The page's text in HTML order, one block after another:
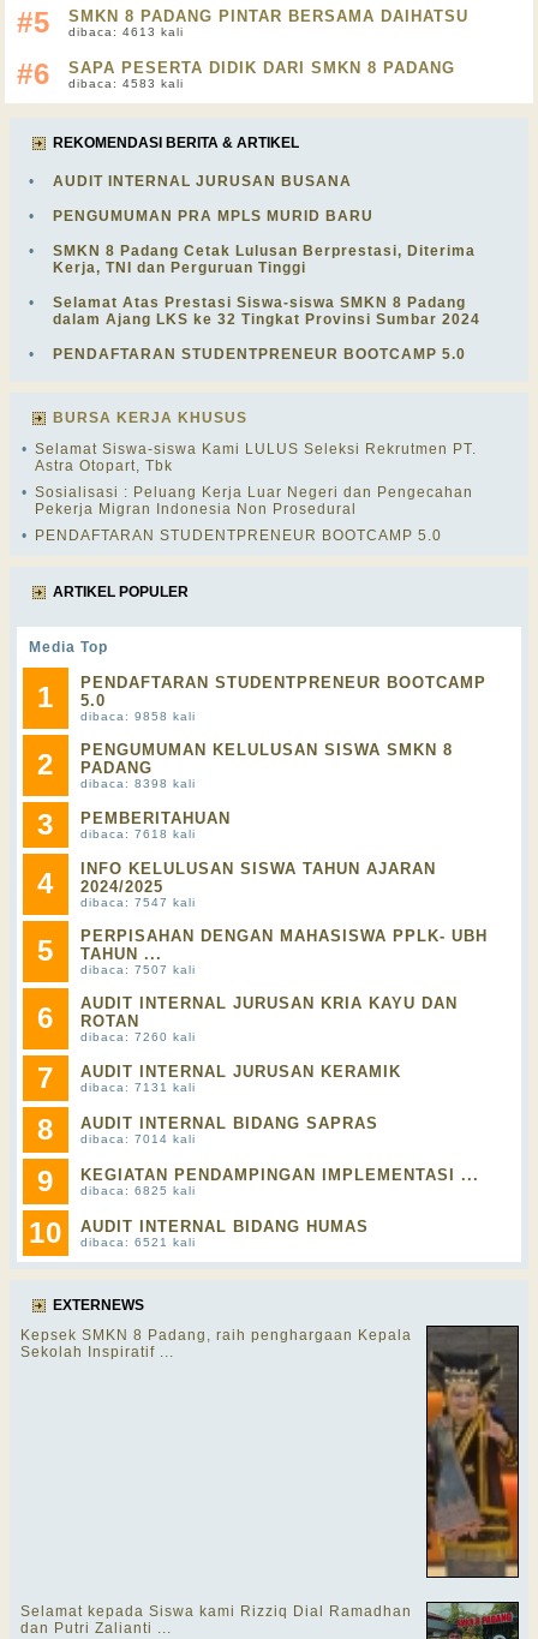
#5 SMKN 8 PADANG PINTAR BERSAMA DAIHATSU
dibaca: 4613 kali
#6 SAPA PESERTA DIDIK DARI SMKN 8 PADANG
dibaca: 4583 kali
REKOMENDASI BERITA & ARTIKEL
• AUDIT INTERNAL JURUSAN BUSANA
• PENGUMUMAN PRA MPLS MURID BARU
•
SMKN 8 Padang Cetak Lulusan Berprestasi, Diterima
Kerja, TNI dan Perguruan Tinggi
•
Selamat Atas Prestasi Siswa-siswa SMKN 8 Padang
dalam Ajang LKS ke 32 Tingkat Provinsi Sumbar 2024
• PENDAFTARAN STUDENTPRENEUR BOOTCAMP 5.0
BURSA KERJA KHUSUS
• Selamat Siswa-siswa Kami LULUS Seleksi Rekrutmen PT.
Astra Otopart, Tbk
• Sosialisasi : Peluang Kerja Luar Negeri dan Pengecahan
Pekerja Migran Indonesia Non Prosedural
•
PENDAFTARAN STUDENTPRENEUR BOOTCAMP 5.0
ARTIKEL POPULER
Media Top
1
PENDAFTARAN STUDENTPRENEUR BOOTCAMP
5.0
dibaca: 9858 kali
2
PENGUMUMAN KELULUSAN SISWA SMKN 8
PADANG
dibaca: 8398 kali
3 PEMBERITAHUAN
dibaca: 7618 kali
4
INFO KELULUSAN SISWA TAHUN AJARAN
2024/2025
dibaca: 7547 kali
5
PERPISAHAN DENGAN MAHASISWA PPLK- UBH
TAHUN ...
dibaca: 7507 kali
6
AUDIT INTERNAL JURUSAN KRIA KAYU DAN
ROTAN
dibaca: 7260 kali
7 AUDIT INTERNAL JURUSAN KERAMIK
dibaca: 7131 kali
8 AUDIT INTERNAL BIDANG SAPRAS
dibaca: 7014 kali
9 KEGIATAN PENDAMPINGAN IMPLEMENTASI ...
dibaca: 6825 kali
10 AUDIT INTERNAL BIDANG HUMAS
dibaca: 6521 kali
EXTERNEWS
Kepsek SMKN 8 Padang, raih penghargaan Kepala
Sekolah Inspiratif ...
Selamat kepada Siswa kami Rizziq Dial Ramadhan
dan Putri Zalianti ...